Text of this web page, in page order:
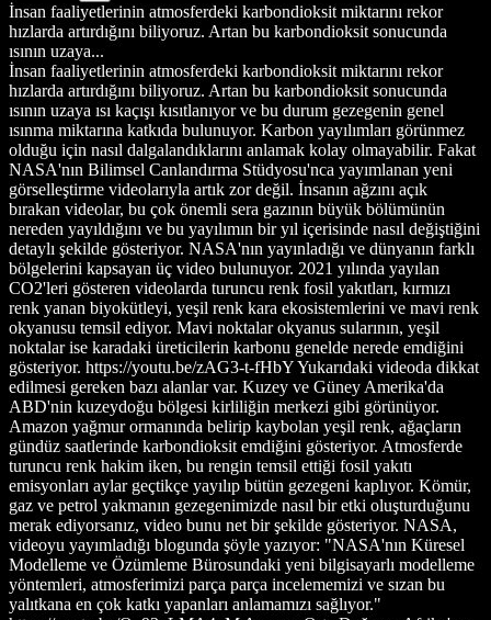
İnsan faaliyetlerinin atmosferdeki karbondioksit miktarını rekor
hızlarda artırdığını biliyoruz. Artan bu karbondioksit sonucunda
ısının uzaya...
İnsan faaliyetlerinin atmosferdeki karbondioksit miktarını rekor
hızlarda artırdığını biliyoruz. Artan bu karbondioksit sonucunda
ısının uzaya ısı kaçışı kısıtlanıyor ve bu durum gezegenin genel
ısınma miktarına katkıda bulunuyor. Karbon yayılımları görünmez
olduğu için nasıl dalgalandıklarını anlamak kolay olmayabilir. Fakat
NASA'nın Bilimsel Canlandırma Stüdyosu'nca yayımlanan yeni
görselleştirme videolarıyla artık zor değil. İnsanın ağzını açık
bırakan videolar, bu çok önemli sera gazının büyük bölümünün
nereden yayıldığını ve bu yayılımın bir yıl içerisinde nasıl değiştiğini
detaylı şekilde gösteriyor. NASA'nın yayınladığı ve dünyanın farklı
bölgelerini kapsayan üç video bulunuyor. 2021 yılında yayılan
CO2'leri gösteren videolarda turuncu renk fosil yakıtları, kırmızı
renk yanan biyokütleyi, yeşil renk kara ekosistemlerini ve mavi renk
okyanusu temsil ediyor. Mavi noktalar okyanus sularının, yeşil
noktalar ise karadaki üreticilerin karbonu genelde nerede emdiğini
gösteriyor. https://youtu.be/zAG3-t-fHbY Yukarıdaki videoda dikkat
edilmesi gereken bazı alanlar var. Kuzey ve Güney Amerika'da
ABD'nin kuzeydoğu bölgesi kirliliğin merkezi gibi görünüyor.
Amazon yağmur ormanında belirip kaybolan yeşil renk, ağaçların
gündüz saatlerinde karbondioksit emdiğini gösteriyor. Atmosferde
turuncu renk hakim iken, bu rengin temsil ettiği fosil yakıtı
emisyonları aylar geçtikçe yayılıp bütün gezegeni kaplıyor. Kömür,
gaz ve petrol yakmanın gezegenimizde nasıl bir etki oluşturduğunu
merak ediyorsanız, video bunu net bir şekilde gösteriyor. NASA,
videoyu yayımladığı blogunda şöyle yazıyor: "NASA'nın Küresel
Modelleme ve Özümleme Bürosundaki yeni bilgisayarlı modelleme
yöntemleri, atmosferimizi parça parça incelememizi ve sızan bu
yalıtkana en çok katkı yapanları anlamamızı sağlıyor."